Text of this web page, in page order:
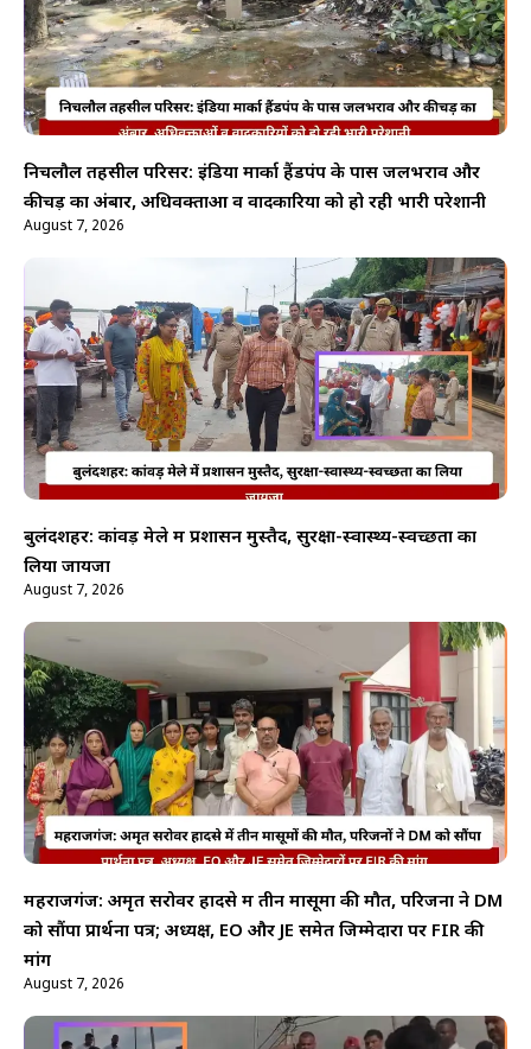
निचलौल तहसील परिसर: इंडिया मार्का हैंडपंप के पास जलभराव और
कीचड़ का अंबार, अधिवक्ताओं व वादकारियों को हो रही भारी परेशानी
August 7, 2026
बुलंदशहर: कांवड़ मेले में प्रशासन मुस्तैद, सुरक्षा-स्वास्थ्य-स्वच्छता का
लिया जायजा
August 7, 2026
महराजगंज: अमृत सरोवर हादसे में तीन मासूमों की मौत, परिजनों ने DM
को सौंपा प्रार्थना पत्र; अध्यक्ष, EO और JE समेत जिम्मेदारों पर FIR की
मांग
August 7, 2026